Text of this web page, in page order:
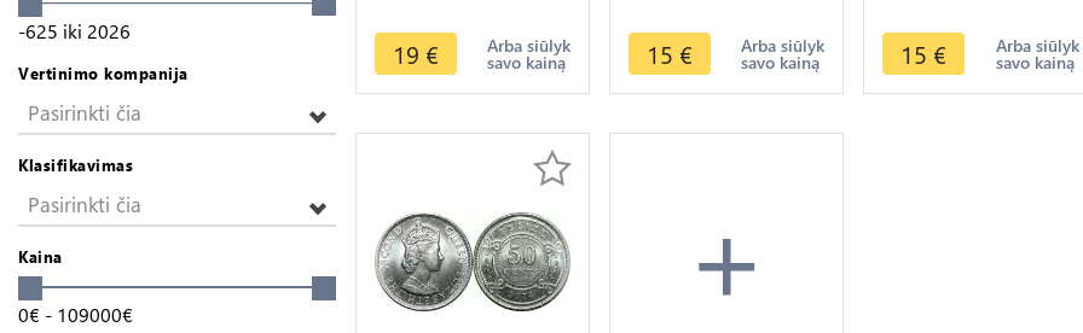
-625 iki 2026
Vertinimo kompanija
Pasirinkti čia
Klasifikavimas
Pasirinkti čia
Kaina
0€ - 109000€
Silver PROOF ->M
offer
19 € Arba siūlyk
savo kainą
Silver PROOF ->M
offer
15 € Arba siūlyk
savo kainą
1974 Silver PROOF -
>M offer
15 € Arba siūlyk
savo kainą
+